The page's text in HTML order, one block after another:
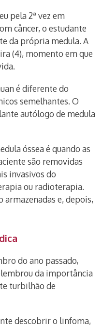
pela 2ª vez em
câncer, o estudante
da própria medula. A
(4), momento em que
é diferente do
semelhantes. O
autólogo de medula
óssea é quando as
são removidas
invasivos do
ou radioterapia.
armazenadas e, depois,
do ano passado,
da importância
turbilhão de
descobrir o linfoma,